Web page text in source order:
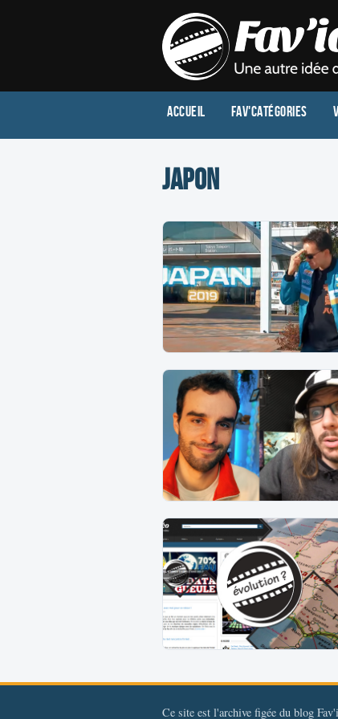
Accueil Fav'Catégories
japon
Ce site est l'archive figée du blog